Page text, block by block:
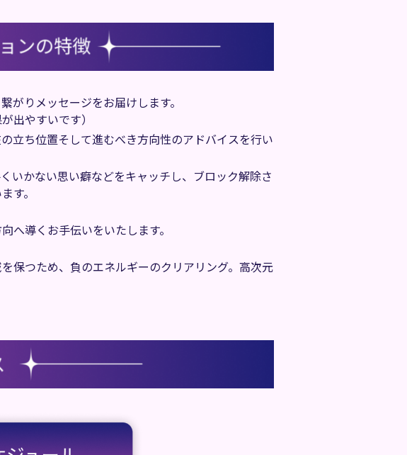
がりメッセージをお届けします。
出やすいです）
立ち位置そして進むべき方向性のアドバイスを行い
いかない思い癖などをキャッチし、ブロック解除さ
す。
へ導くお手伝いをいたします。
保つため、負のエネルギーのクリアリング。高次元